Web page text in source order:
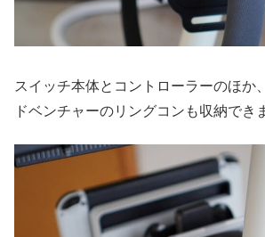
スイッチ本体とコントローラーのほか
ドベンチャーのリングコンも収納でき